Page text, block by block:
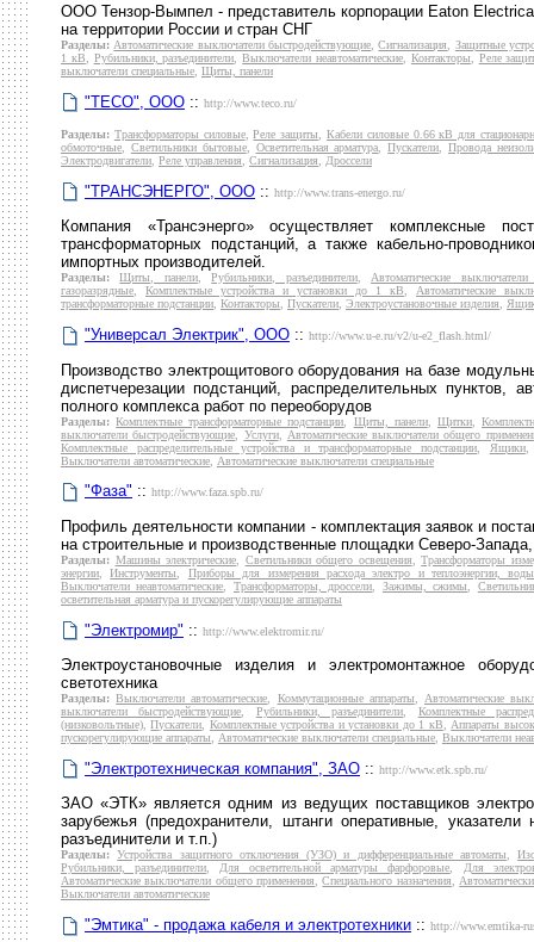
ООО Тензор-Вымпел - представитель корпорации Eaton
на территории России и стран СНГ
Разделы: Автоматические выключатели быстродействующие ,Сигнализация
Защитные
1 кВ
Рубильники, разъединители ,Выключатели неавтоматические Контакторы
Реле
выключатели специальные Щиты, панели
"ТЕСО", ООО :: http://www.teco.ru/
Разделы: Трансформаторы силовые,Реле защиты ,Кабели силовые 0.66 кВ для
обмоточные
Светильники бытовые, Осветительная арматура ,Пускатели ,Провода
Электродвигатели Реле управления Сигнализация Дроссели
"ТРАНСЭНЕРГО", ООО :: http://www.trans-energo.ru/
Компания «Трансэнерго» осуществляет комплексные
трансформаторных подстанций, а также кабельно-
импортных производителей.
Разделы: Щиты, панели,Рубильники, разъединители,Автоматические
газоразрядные, Комплектные устройства и установки до 1 кВ, Автоматические
трансформаторные подстанции, Контакторы, Пускатели, Электроустановочные изделия,
"Универсал Электрик", ООО :: http://www.u-e.ru/v2/u-e2_flash.html/
Производство электрощитового оборудования на базе
диспетчерезации подстанций, распределительных пунктов,
полного комплекса работ по переоборудов
Разделы: Комплектные трансформаторные подстанции Щиты, панели, Щитки,
выключатели быстродействующие
Услуги,
Автоматические выключатели общего
Комплектные распределительные устройства и трансформаторные подстанции
Ящики
Выключатели автоматические
Автоматические выключатели специальные
"Фаза" :: http://www.faza.spb.ru/
Профиль деятельности компании - комплектация заявок и
на строительные и производственные площадки Северо-
Разделы: Машины электрические Светильники общего освещения ,Трансформаторы
энергии ,Инструменты
Приборы для измерения расхода электро и теплоэнергии,
Выключатели неавтоматические
Трансформаторы, дроссели Зажимы, сжимы
осветительная арматура и пускорегулирующие аппараты
"Электромир" :: http://www.elektromir.ru/
Электроустановочные изделия и электромонтажное
светотехника
Разделы: Выключатели автоматические Коммутационные аппараты
Автоматические
выключатели быстродействующие
Рубильники, разъединители
Комплектные
(низковольтные) ,Пускатели Комплектные устройства и установки до 1 кВ
Аппараты
пускорегулирующие аппараты
Автоматические выключатели специальные Выключатели
"Электротехническая компания", ЗАО :: http://www.etk.spb.ru/
ЗАО «ЭТК» является одним из ведущих поставщиков
зарубежья (предохранители, штанги оперативные,
разъединители и т.п.)
Разделы: Устройства защитного отключения (УЗО) и дифференциальные автоматы ,
Рубильники, разъединители
Для осветительной арматуры фарфоровые
Для
Автоматические выключатели общего применения ,Специального назначения
Выключатели автоматические
"Эмтика" - продажа кабеля и электротехники :: http://www.emtika-